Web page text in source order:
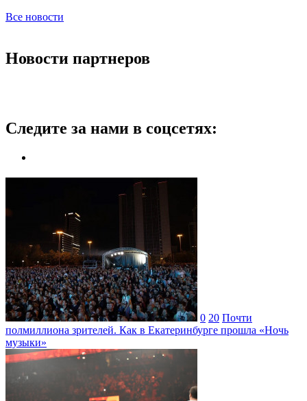
Все новости
Новости партнеров
Следите за нами в соцсетях:
0 20 Почти
полмиллиона зрителей. Как в Екатеринбурге прошла «Ночь
музыки»